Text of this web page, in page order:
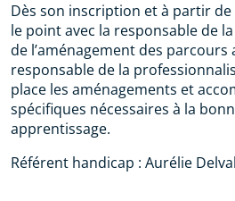
Dès son inscription et à partir
le point avec la responsable de
de l’aménagement des parcours
responsable de la
place les aménagements et
spécifiques nécessaires à la
apprentissage.
Référent handicap : Aurélie